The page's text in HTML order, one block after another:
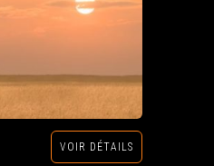
VOIR DÉTAILS